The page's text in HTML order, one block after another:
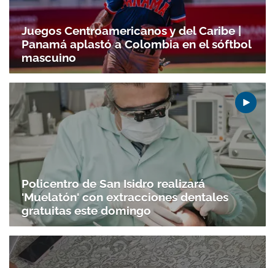
Juegos Centroamericanos y del Caribe |
Panamá aplastó a Colombia en el sóftbol
mascuino
Policentro de San Isidro realizará
'Muelatón' con extracciones dentales
gratuitas este domingo